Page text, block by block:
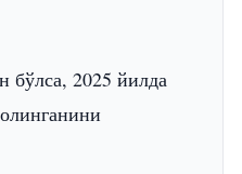
бўлса, 2025 йилда